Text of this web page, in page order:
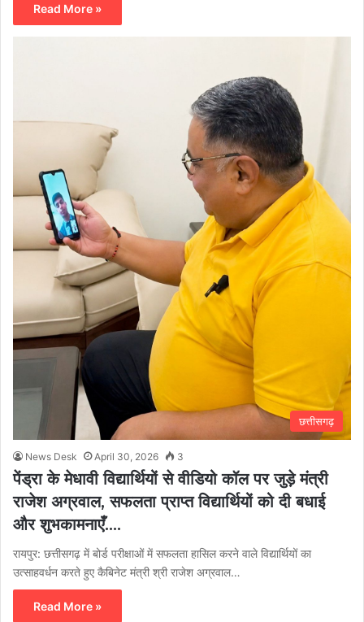
Read More »
छत्तीसगढ़
News Desk April 30, 2026 3
पेंड्रा के मेधावी विद्यार्थियों से वीडियो कॉल पर जुड़े मंत्री
राजेश अग्रवाल, सफलता प्राप्त विद्यार्थियों को दी बधाई
और शुभकामनाएँ….
रायपुर: छत्तीसगढ़ में बोर्ड परीक्षाओं में सफलता हासिल करने वाले विद्यार्थियों का
उत्साहवर्धन करते हुए कैबिनेट मंत्री श्री राजेश अग्रवाल…
Read More »